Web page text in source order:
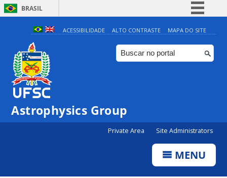
BRASIL
Simplifique!
Comunica BR
Participe
ACESSIBILIDADE ALTO CONTRASTE MAPA DO SITE
Astrophysics Group
Private Area Site Administrators
MENU